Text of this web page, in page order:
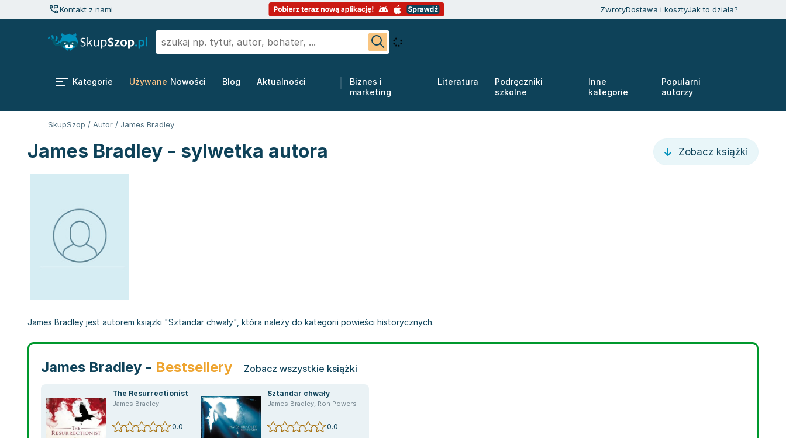
Kontakt z nami ZwrotyDostawa i kosztyJak to działa?
Kategorie Używane Nowości Blog Aktualności
Biznes i
marketing
Literatura
Podręczniki
szkolne
Inne
kategorie
Popularni
autorzy
SkupSzop / Autor / James Bradley
James Bradley - sylwetka autora Zobacz książki
James Bradley jest autorem książki "Sztandar chwały", która należy do kategorii powieści historycznych.
James Bradley - Bestsellery Zobacz wszystkie książki
The Resurrectionist
James Bradley
0.0
Sztandar chwały
James Bradley, Ron Powers
0.0